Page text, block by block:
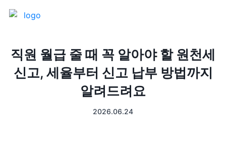
프론트 매출 장부
직원 월급 줄 때 꼭 알아야 할 원천세
신고, 세율부터 신고 납부 방법까지
알려드려요
2026.06.24